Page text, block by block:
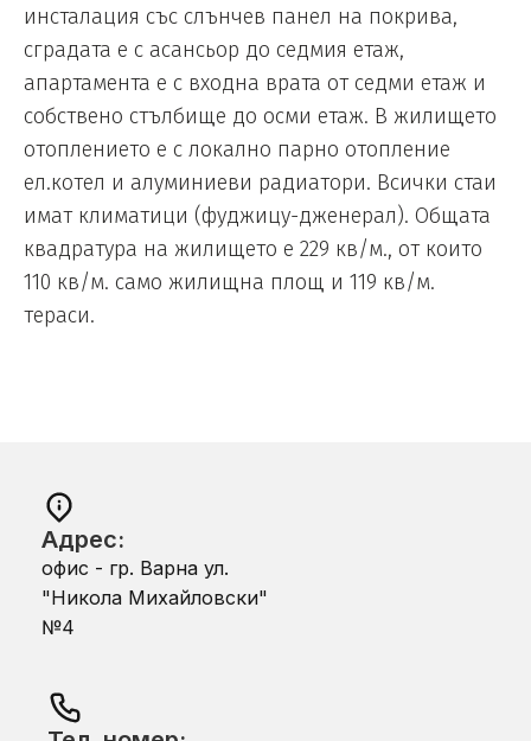
инсталация със слънчев панел на покрива,
сградата е с асансьор до седмия етаж,
апартамента е с входна врата от седми етаж и
собствено стълбище до осми етаж. В жилището
отоплението е с локално парно отопление
ел.котел и алуминиеви радиатори. Всички стаи
имат климатици (фуджицу-дженерал). Общата
квадратура на жилището е 229 кв/м., от които
110 кв/м. само жилищна площ и 119 кв/м.
тераси.
Адрес:
офис - гр. Варна ул.
"Никола Михайловски"
№4